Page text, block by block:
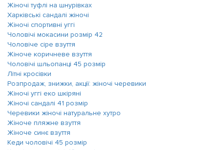
Жіночі туфлі на шнурівках
Харківські сандалі жіночі
Жіночі спортивні уггі
Чоловічі мокасини розмір 42
Чоловіче сіре взуття
Жіноче коричневе взуття
Чоловічі шльопанці 45 розмір
Літні кросівки
Розпродаж, знижки, акції: жіночі черевики
Жіночі уггі еко шкіряні
Жіночі сандалі 41 розмір
Черевики жіночі натуральне хутро
Жіноче пляжне взуття
Жіноче синє взуття
Кеди чоловічі 45 розмір